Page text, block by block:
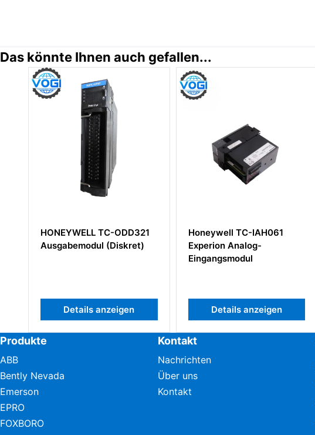
Das könnte Ihnen auch gefallen...
HONEYWELL TC-ODD321
Ausgabemodul (Diskret)
Details anzeigen
Honeywell TC-IAH061
Experion Analog-
Eingangsmodul
Details anzeigen
Produkte
ABB
Bently Nevada
Emerson
EPRO
FOXBORO
Kontakt
Nachrichten
Über uns
Kontakt